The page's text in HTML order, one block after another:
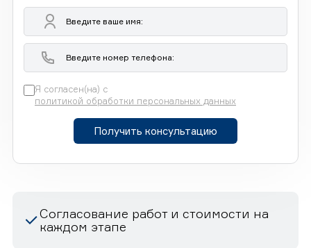
Я согласен(на) с
политикой обработки персональных данных
Получить консультацию
Согласование работ и стоимости на
каждом этапе